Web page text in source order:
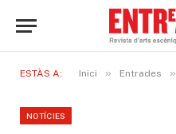
ESTÀS A: Inici » Entrades »
NOTÍCIES